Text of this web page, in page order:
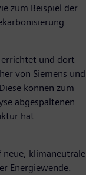
zum Beispiel der
errichtet und dort
von Siemens und
können zum
abgespaltenen
hat
neue, klimaneutrale
Energiewende.